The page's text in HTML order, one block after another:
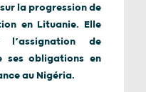
la progression de
en Lituanie. Elle
l’assignation de
ses obligations en
au Nigéria.